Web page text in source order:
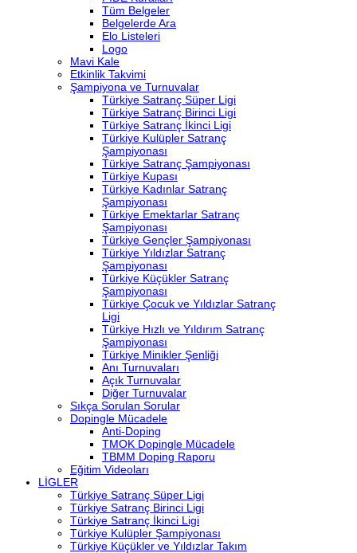
Tüm Belgeler
Belgelerde Ara
Elo Listeleri
Logo
Mavi Kale
Etkinlik Takvimi
Şampiyona ve Turnuvalar
Türkiye Satranç Süper Ligi
Türkiye Satranç Birinci Ligi
Türkiye Satranç İkinci Ligi
Türkiye Kulüpler Satranç
Şampiyonası
Türkiye Satranç Şampiyonası
Türkiye Kupası
Türkiye Kadınlar Satranç
Şampiyonası
Türkiye Emektarlar Satranç
Şampiyonası
Türkiye Gençler Şampiyonası
Türkiye Yıldızlar Satranç
Şampiyonası
Türkiye Küçükler Satranç
Şampiyonası
Türkiye Çocuk ve Yıldızlar Satranç
Ligi
Türkiye Hızlı ve Yıldırım Satranç
Şampiyonası
Türkiye Minikler Şenliği
Anı Turnuvaları
Açık Turnuvalar
Diğer Turnuvalar
Sıkça Sorulan Sorular
Dopingle Mücadele
Anti-Doping
TMOK Dopingle Mücadele
TBMM Doping Raporu
Eğitim Videoları
LİGLER
Türkiye Satranç Süper Ligi
Türkiye Satranç Birinci Ligi
Türkiye Satranç İkinci Ligi
Türkiye Kulüpler Şampiyonası
Türkiye Küçükler ve Yıldızlar Takım